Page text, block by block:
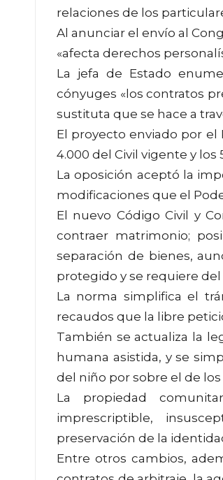
relaciones de los
Al anunciar el envío al
«afecta derechos
La jefa de Estado
cónyuges «los contratos
sustituta que se hace a
El proyecto enviado por el
4.000 del Civil vigente y los
La oposición aceptó la
modificaciones que el
El nuevo Código Civil y
contraer matrimonio;
separación de bienes,
protegido y se requiere
La norma simplifica el
recaudos que la libre
También se actualiza la
humana asistida, y se
del niño por sobre el de
La propiedad
imprescriptible,
preservación de la
Entre otros cambios,